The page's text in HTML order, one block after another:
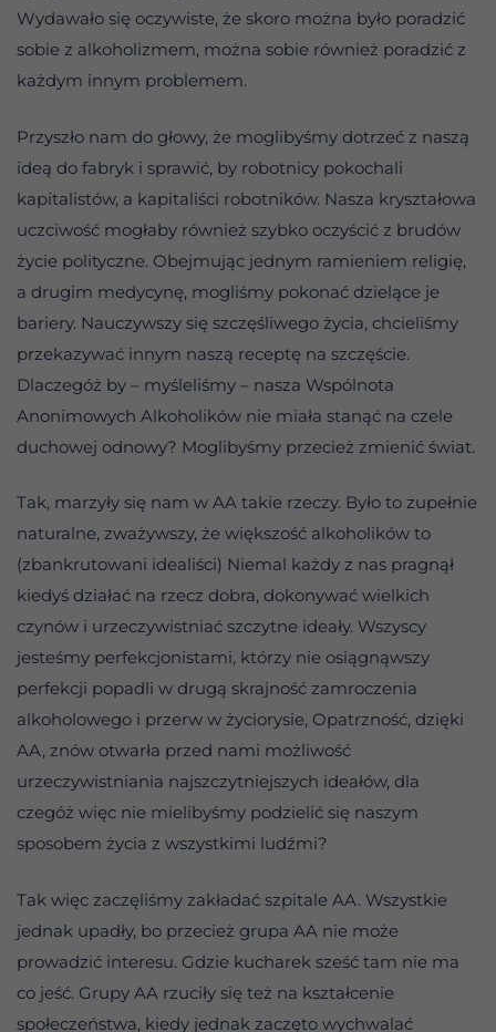
Wydawało się oczywiste, że skoro można było poradzić
sobie z alkoholizmem, można sobie również poradzić z
każdym innym problemem.
Przyszło nam do głowy, że moglibyśmy dotrzeć z naszą
ideą do fabryk i sprawić, by robotnicy pokochali
kapitalistów, a kapitaliści robotników. Nasza kryształowa
uczciwość mogłaby również szybko oczyścić z brudów
życie polityczne. Obejmując jednym ramieniem religię,
a drugim medycynę, mogliśmy pokonać dzielące je
bariery. Nauczywszy się szczęśliwego życia, chcieliśmy
przekazywać innym naszą receptę na szczęście.
Dlaczegóż by – myśleliśmy – nasza Wspólnota
Anonimowych Alkoholików nie miała stanąć na czele
duchowej odnowy? Moglibyśmy przecież zmienić świat.
Tak, marzyły się nam w AA takie rzeczy. Było to zupełnie
naturalne, zważywszy, że większość alkoholików to
(zbankrutowani idealiści) Niemal każdy z nas pragnął
kiedyś działać na rzecz dobra, dokonywać wielkich
czynów i urzeczywistniać szczytne ideały. Wszyscy
jesteśmy perfekcjonistami, którzy nie osiągnąwszy
perfekcji popadli w drugą skrajność zamroczenia
alkoholowego i przerw w życiorysie, Opatrzność, dzięki
AA, znów otwarła przed nami możliwość
urzeczywistniania najszczytniejszych ideałów, dla
czegóż więc nie mielibyśmy podzielić się naszym
sposobem życia z wszystkimi ludźmi?
Tak więc zaczęliśmy zakładać szpitale AA. Wszystkie
jednak upadły, bo przecież grupa AA nie może
prowadzić interesu. Gdzie kucharek sześć tam nie ma
co jeść. Grupy AA rzuciły się też na kształcenie
społeczeństwa, kiedy jednak zaczęto wychwalać